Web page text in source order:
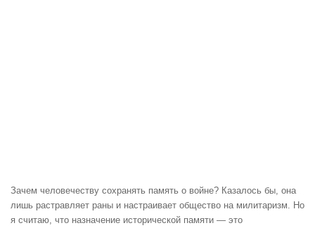
Зачем человечеству сохранять память о войне? Казалось бы, она
лишь растравляет раны и настраивает общество на милитаризм. Но
я считаю, что назначение исторической памяти — это